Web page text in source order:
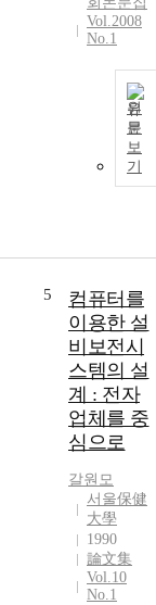
Vol.2008
No.1
원
문
보
기
5
컴퓨터를
이용한 설
비보전시
스템의 설
계 : 전자
업체를 중
심으로
갈원모
서울保健
大學
1990
論文集
Vol.10
No.1